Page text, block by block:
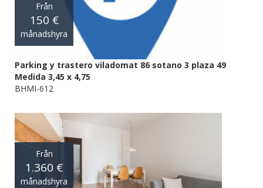
Från
150 €
månadshyra
Parking y trastero viladomat 86 sotano 3 plaza 49
Medida 3,45 x 4,75
BHMI-612
Från
1.360 €
månadshyra